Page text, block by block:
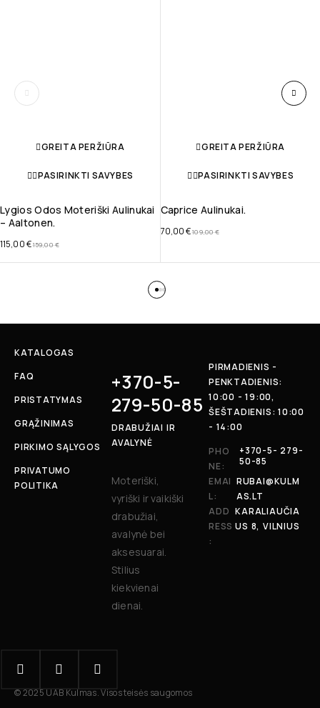
GREITA PERŽIŪRA
PASIRINKTI SAVYBES
Lygios Odos Moteriški Aulinukai
– Aaltonen.
159,00€
115,00€
GREITA PERŽIŪRA
PASIRINKTI SAVYBES
Caprice Aulinukai.
109,00€
70,00€
KATALOGAS
FAQ
PRISTATYMAS
GRĄŽINIMAS
PIRKIMO SĄLYGOS
PRIVATUMO
POLITIKA
+370-5-
279-50-85
DRABUŽIAI IR
AVALYNĖ
Moteriški,
vyriški ir vaikiški
drabužiai,
avalynė bei
aksesuarai.
Stilius
kiekvienai
dienai.
PIRMADIENIS -
PENKTADIENIS:
10:00 - 19:00,
ŠEŠTADIENIS: 10:00
- 14:00
PHO
NE:
+370-5- 279-
50-85
EMAI
L:
RUBAI@KULM
AS.LT
ADD
RESS
:
KARALIAUČIA
US 8, VILNIUS
© 2025 UAB Kulmas. Visos teisės saugomos